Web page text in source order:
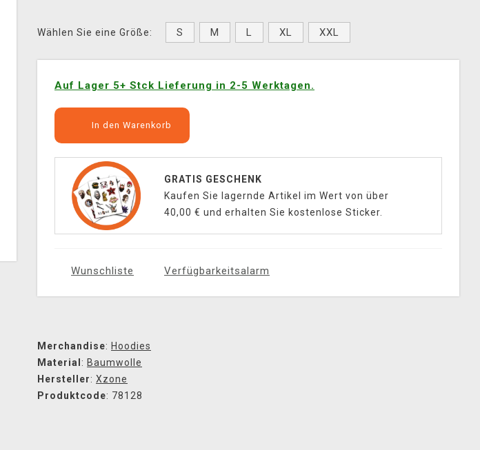
Wählen Sie eine Größe: S M L XL XXL
Auf Lager 5+ Stck Lieferung in 2-5 Werktagen.
In den Warenkorb
GRATIS GESCHENK
Kaufen Sie lagernde Artikel im Wert von über
40,00 € und erhalten Sie kostenlose Sticker.
Wunschliste Verfügbarkeitsalarm
Merchandise: Hoodies
Material : Baumwolle
Hersteller: Xzone
Produktcode: 78128